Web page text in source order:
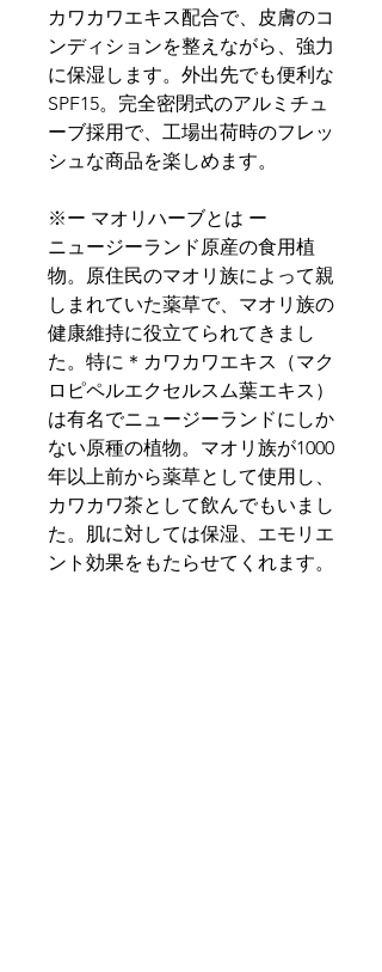
カワカワエキス配合で、皮膚のコ
ンディションを整えながら、強力
に保湿します。外出先でも便利な
SPF15。完全密閉式のアルミチュ
ーブ採用で、工場出荷時のフレッ
シュな商品を楽しめます。
※ー マオリハーブとは ー
ニュージーランド原産の食用植
物。原住民のマオリ族によって親
しまれていた薬草で、マオリ族の
健康維持に役立てられてきまし
た。特に＊カワカワエキス（マク
ロピペルエクセルスム葉エキス）
は有名でニュージーランドにしか
ない原種の植物。マオリ族が1000
年以上前から薬草として使用し、
カワカワ茶として飲んでもいまし
た。肌に対しては保湿、エモリエ
ント効果をもたらせてくれます。